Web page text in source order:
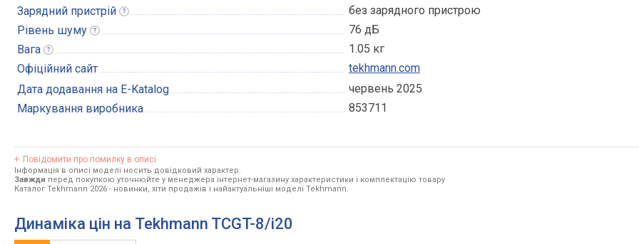
Зарядний пристрій
без зарядного пристрою
Рівень шуму
76 дБ
Вага
1.05 кг
Офіційний сайт
tekhmann.com
Дата додавання на E-Katalog
червень 2025
Маркування виробника
853711
Повідомити про помилку в описі
Інформація в описі моделі носить довідковий характер.
Завжди перед покупкою уточнюйте у менеджера інтернет-магазину характеристики і комплектацію товару
Каталог Tekhmann 2026 - новинки, хіти продажів і найактуальніші моделі Tekhmann.
Динаміка цін на Tekhmann TCGT-8/i20